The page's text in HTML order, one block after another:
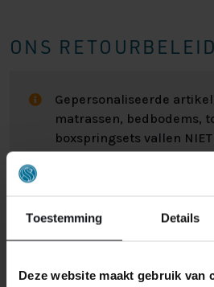
Toestemming Details
Deze website maakt gebruik van
ONS RETOURBELEID
Gepersonaliseerde
matrassen, bedbodems,
boxspringsets vallen
regels en kunnen niet
Het kan wel eens voorkomen